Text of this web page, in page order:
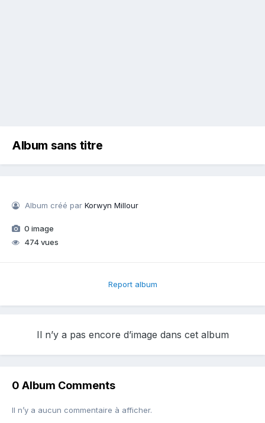
Album sans titre
Album créé parKorwyn Millour
0 image
474 vues
Report album
Il n’y a pas encore d’image dans cet album
0 Album Comments
Il n’y a aucun commentaire à afficher.